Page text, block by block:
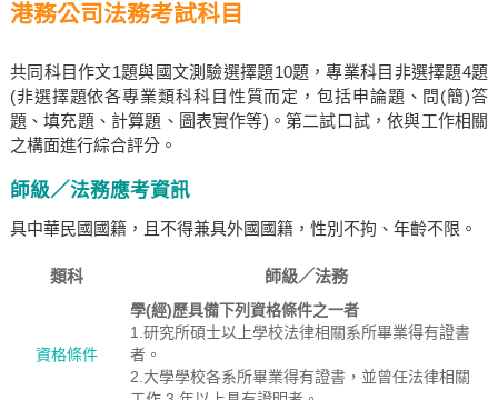
港務公司法務考試科目
共同科目作文1題與國文測驗選擇題10題，專業科目非選擇題4題
(非選擇題依各專業類科科目性質而定，包括申論題、問(簡)答
題、填充題、計算題、圖表實作等)。第二試口試，依與工作相關
之構面進行綜合評分。
師級／法務應考資訊
具中華民國國籍，且不得兼具外國國籍，性別不拘、年齡不限。
類科 師級／法務
資格條件
學(經)歷具備下列資格條件之一者
1.研究所碩士以上學校法律相關系所畢業得有證書
者。
2.大學學校各系所畢業得有證書，並曾任法律相關